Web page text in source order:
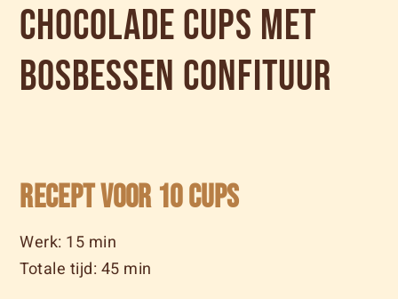
Chocolade cups met
bosbessen confituur
Recept voor 10 cups
Werk: 15 min
Totale tijd: 45 min